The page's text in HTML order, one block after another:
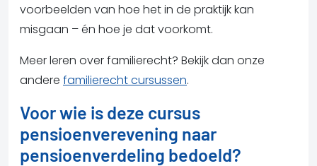
voorbeelden van hoe het in de praktijk kan
misgaan – én hoe je dat voorkomt.
Meer leren over familierecht? Bekijk dan onze
andere familierecht cursussen.
Voor wie is deze cursus
pensioenverevening naar
pensioenverdeling bedoeld?